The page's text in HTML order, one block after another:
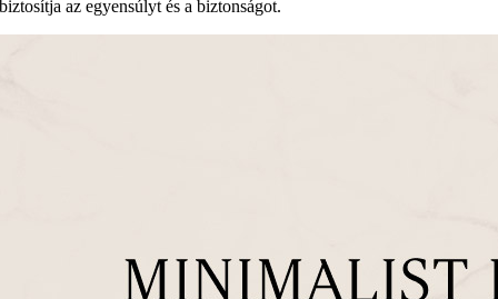
biztosítja az egyensúlyt és a biztonságot.